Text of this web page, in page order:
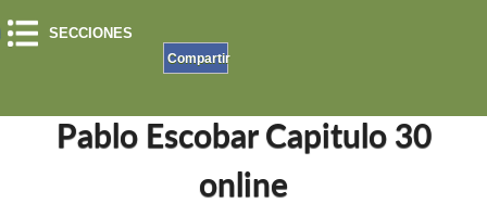
SECCIONES
Compartir
EL PATRON DEL MAL»PABLO ESCOBAR CAPITULO 30 ONLINE
Pablo Escobar Capitulo 30
online